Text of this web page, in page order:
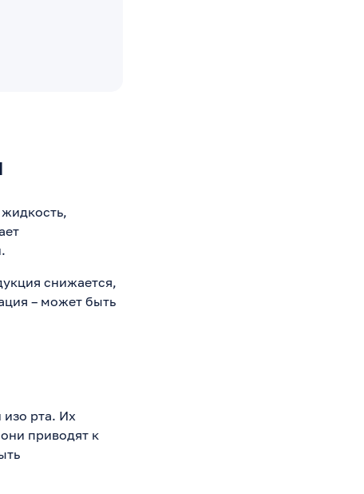
снижается,
– может быть
рта. Их
приводят к